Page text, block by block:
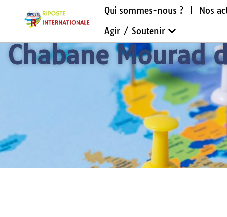
Qui sommes-nous ? Nos
Agir / Soutenir
Chabane Mourad